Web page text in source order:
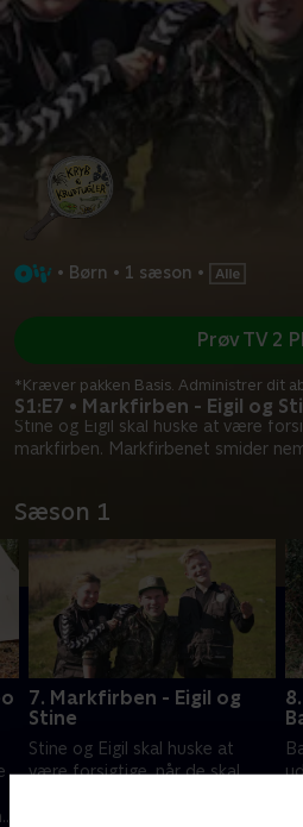
• Børn • 1 sæson •
S1:E7 • Markfirben - Eigil og
Stine og Eigil skal huske at være
markfirben. Markfirbenet smider
Prøv TV 2
*Kræver pakken Basis. Administrer dit
Sæson 1
7. Markfirben - Eigil og
Stine
Stine og Eigil skal huske at
være forsigtige, når de skal